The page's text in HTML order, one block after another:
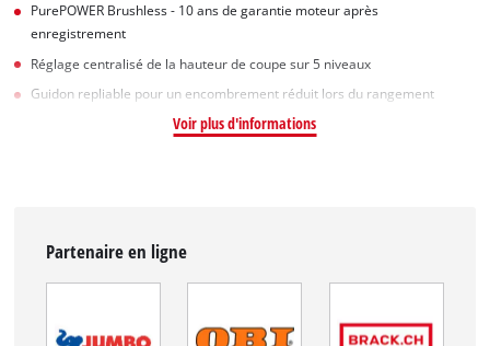
PurePOWER Brushless - 10 ans de garantie moteur après
enregistrement
Réglage centralisé de la hauteur de coupe sur 5 niveaux
Guidon repliable pour un encombrement réduit lors du rangement
Voir plus d'informations
Partenaire en ligne